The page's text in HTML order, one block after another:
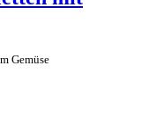
Gemüse